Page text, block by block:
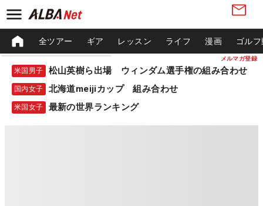
メルマガ登録
全ツアー ギア レッスン ライフ 漫画 ゴル
米国男子 松山英樹ら出場 ウィンダム選手権の組み合わせ
国内女子 北海道meijiカップ 組み合わせ
米国女子 最新の世界ランキング